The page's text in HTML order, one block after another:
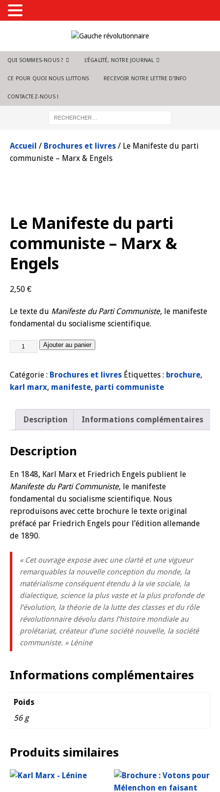
QUI SOMMES-NOUS ? L’ÉGALITÉ, NOTRE JOURNAL
CE POUR QUOI NOUS LUTTONS RECEVOIR NOTRE LETTRE D’INFO
CONTACTEZ-NOUS !
Accueil / Brochures et livres / Le Manifeste du parti
communiste – Marx & Engels
Le Manifeste du parti
communiste – Marx &
Engels
2,50 €
Le texte du Manifeste du Parti Communiste, le manifeste
fondamental du socialisme scientifique.
Ajouter au panier
Catégorie : Brochures et livres Étiquettes : brochure,
karl marx, manifeste, parti communiste
Description Informations complémentaires
Description
En 1848, Karl Marx et Friedrich Engels publient le
Manifeste du Parti Communiste, le manifeste
fondamental du socialisme scientifique. Nous
reproduisons avec cette brochure le texte original
préfacé par Friedrich Engels pour l’édition allemande
de 1890.
« Cet ouvrage expose avec une clarté et une vigueur
remarquables la nouvelle conception du monde, la
matérialisme conséquent étendu à la vie sociale, la
dialectique, science la plus vaste et la plus profonde de
l’évolution, la théorie de la lutte des classes et du rôle
révolutionnaire dévolu dans l’histoire mondiale au
prolétariat, créateur d’une société nouvelle, la société
communiste. » Lénine
Informations complémentaires
Poids
56 g
Produits similaires